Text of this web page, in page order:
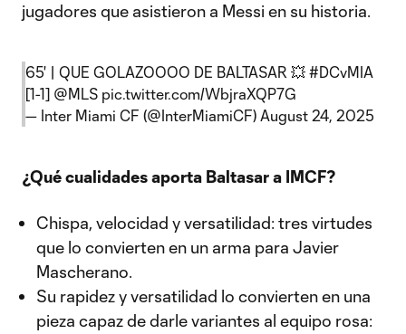
jugadores que asistieron a Messi en su historia.
65' | QUE GOLAZOOOO DE BALTASAR 💥 #DCvMIA
[1-1] @MLS pic.twitter.com/WbjraXQP7G
— Inter Miami CF (@InterMiamiCF) August 24, 2025
¿Qué cualidades aporta Baltasar a IMCF?
Chispa, velocidad y versatilidad: tres virtudes
que lo convierten en un arma para Javier
Mascherano.
Su rapidez y versatilidad lo convierten en una
pieza capaz de darle variantes al equipo rosa: